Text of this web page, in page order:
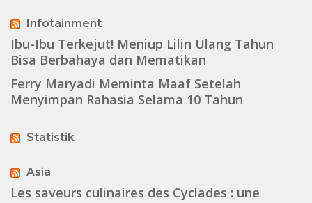
Infotainment
Ibu-Ibu Terkejut! Meniup Lilin Ulang Tahun
Bisa Berbahaya dan Mematikan
Ferry Maryadi Meminta Maaf Setelah
Menyimpan Rahasia Selama 10 Tahun
Statistik
Asia
Les saveurs culinaires des Cyclades : une